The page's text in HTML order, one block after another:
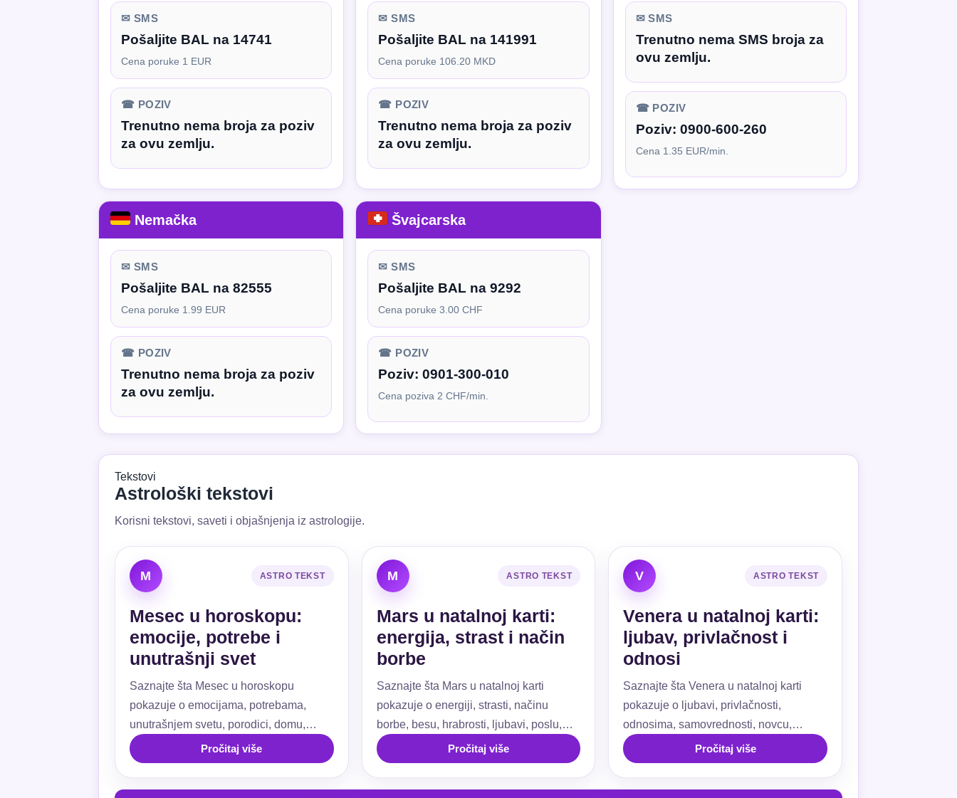
✉ SMS
Pošaljite BAL na 14741
Cena poruke 1 EUR
☎ POZIV
Trenutno nema broja za poziv
za ovu zemlju.
✉ SMS
Pošaljite BAL na 141991
Cena poruke 106.20 MKD
☎ POZIV
Trenutno nema broja za poziv
za ovu zemlju.
✉ SMS
Trenutno nema SMS broja za
ovu zemlju.
☎ POZIV
Poziv: 0900-600-260
Cena 1.35 EUR/min.
Nemačka
✉ SMS
Pošaljite BAL na 82555
Cena poruke 1.99 EUR
☎ POZIV
Trenutno nema broja za poziv
za ovu zemlju.
Švajcarska
✉ SMS
Pošaljite BAL na 9292
Cena poruke 3.00 CHF
☎ POZIV
Poziv:0901-300-010
Cena poziva 2 CHF/min.
Tekstovi
Astrološki tekstovi
Korisni tekstovi, saveti i objašnjenja iz astrologije.
M ASTRO TEKST
Mesec u horoskopu:
emocije, potrebe i
unutrašnji svet
Saznajte šta Mesec u horoskopu
pokazuje o emocijama, potrebama,
unutrašnjem svetu, porodici, domu,
ljubavi, navikama i emotivnoj sigurnosti.
Pročitaj više
M ASTRO TEKST
Mars u natalnoj karti:
energija, strast i način
borbe
Saznajte šta Mars u natalnoj karti
pokazuje o energiji, strasti, načinu
borbe, besu, hrabrosti, ljubavi, poslu,
granicama i akciji.Pročitaj više
V ASTRO TEKST
Venera u natalnoj karti:
ljubav, privlačnost i
odnosi
Saznajte šta Venera u natalnoj karti
pokazuje o ljubavi, privlačnosti,
odnosima, samovrednosti, novcu,
uživanju, kućama i aspektima.
Pročitaj više